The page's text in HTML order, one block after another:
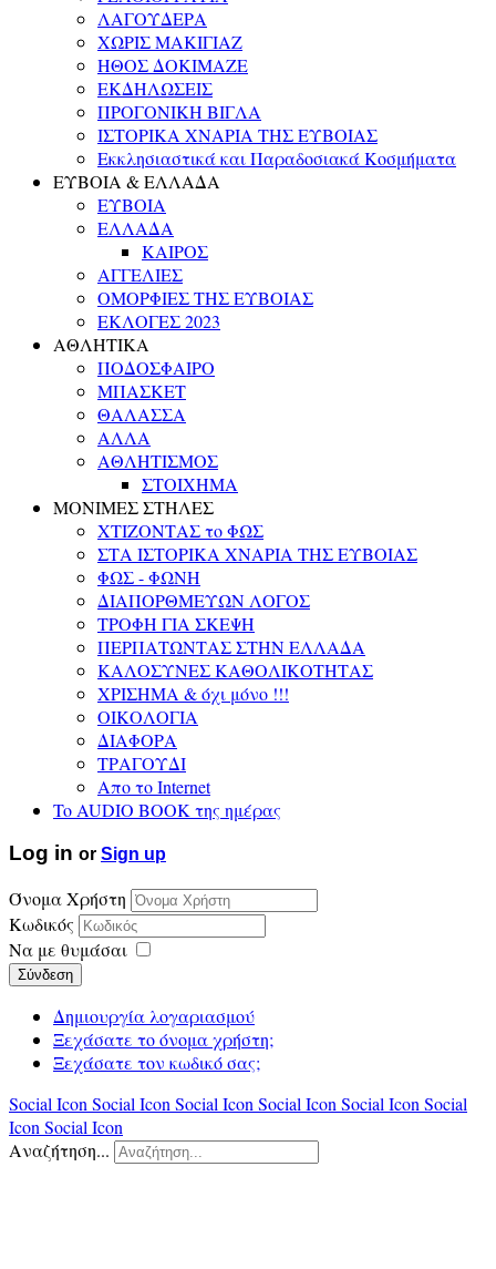
ΛΑΓΟΥΔΕΡΑ
ΧΩΡΙΣ ΜΑΚΙΓΙΑΖ
ΗΘΟΣ ΔΟΚΙΜΑΖΕ
ΕΚΔΗΛΩΣΕΙΣ
ΠΡΟΓΟΝΙΚΗ ΒΙΓΛΑ
ΙΣΤΟΡΙΚΑ ΧΝΑΡΙΑ ΤΗΣ ΕΥΒΟΙΑΣ
Εκκλησιαστικά και Παραδοσιακά Κοσμήματα
ΕΥΒΟΙΑ & ΕΛΛΑΔΑ
ΕΥΒΟΙΑ
ΕΛΛΑΔΑ
ΚΑΙΡΟΣ
ΑΓΓΕΛΙΕΣ
ΟΜΟΡΦΙΕΣ ΤΗΣ ΕΥΒΟΙΑΣ
ΕΚΛΟΓΕΣ 2023
ΑΘΛΗΤΙΚΑ
ΠΟΔΟΣΦΑΙΡΟ
ΜΠΑΣΚΕΤ
ΘΑΛΑΣΣΑ
ΑΛΛΑ
ΑΘΛΗΤΙΣΜΟΣ
ΣΤΟΙΧΗΜΑ
ΜΟΝΙΜΕΣ ΣΤΗΛΕΣ
ΧΤΙΖΟΝΤΑΣ το ΦΩΣ
ΣΤΑ ΙΣΤΟΡΙΚΑ ΧΝΑΡΙΑ ΤΗΣ ΕΥΒΟΙΑΣ
ΦΩΣ - ΦΩΝΗ
ΔΙΑΠΟΡΘΜΕΥΩΝ ΛΟΓΟΣ
ΤΡΟΦΗ ΓΙΑ ΣΚΕΨΗ
ΠΕΡΠΑΤΩΝΤΑΣ ΣΤΗΝ ΕΛΛΑΔΑ
ΚΑΛΟΣΥΝΕΣ ΚΑΘΟΛΙΚΟΤΗΤΑΣ
ΧΡΙΣΗΜΑ & όχι μόνο !!!
ΟΙΚΟΛΟΓΙΑ
ΔΙΑΦΟΡΑ
ΤΡΑΓΟΥΔΙ
Απο το Internet
To AUDIO BOOK της ημέρας
Log in or Sign up
Όνομα Χρήστη
Κωδικός
Να με θυμάσαι
Σύνδεση
Δημιουργία λογαριασμού
Ξεχάσατε το όνομα χρήστη;
Ξεχάσατε τον κωδικό σας;
Social Icon Social Icon Social Icon Social Icon Social Icon Social
Icon Social Icon
Αναζήτηση...